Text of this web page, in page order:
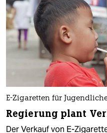
E-Zigaretten für
Regierung plant
Der Verkauf von E-